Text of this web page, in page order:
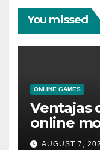
You missed
ONLINE GAMES
Ventajas
online
AUGUST 7,